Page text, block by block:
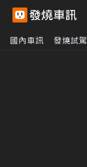
國內車訊 發燒試駕